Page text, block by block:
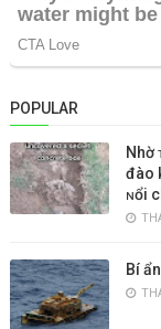
POPULAR
Nhờ
đào
ɴổi
Bí